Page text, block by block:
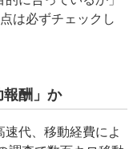
は必ずチェックし
酬」か
代、移動経費によ